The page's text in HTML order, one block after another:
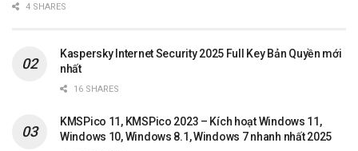
4 SHARES
Kaspersky Internet Security 2025 Full Key Bản Quyền mới
nhất
16 SHARES
KMSPico 11, KMSPico 2023 – Kích hoạt Windows 11,
Windows 10, Windows 8.1, Windows 7 nhanh nhất 2025